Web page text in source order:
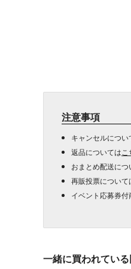
注意事項
キャンセルについ
返品については こ
おまとめ配送につ
再販投票について
イベント応募券
一緒に買われてい